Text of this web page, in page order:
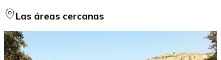
Las áreas cercanas